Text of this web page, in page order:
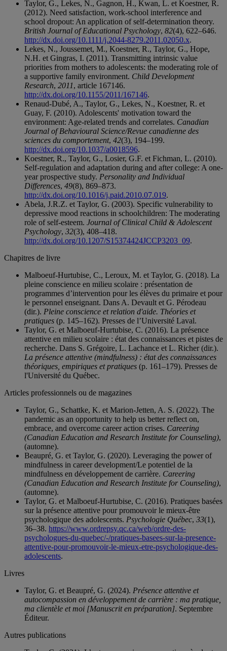
Taylor, G., Lekes, N., Gagnon, H., Kwan, L. et Koestner, R.
(2012). Need satisfaction, work-school interference and
school dropout: An application of self-determination theory.
British Journal of Educational Psychology, 82(4), 622–646.
http://dx.doi.org/10.1111/j.2044-8279.2011.02050.x.
Lekes, N., Joussemet, M., Koestner, R., Taylor, G., Hope,
N.H. et Gingras, I. (2011). Transmitting intrinsic value
priorities from mothers to adolescents: the moderating role of
a supportive family environment. Child Development
Research, 2011, article 167146.
http://dx.doi.org/10.1155/2011/167146.
Renaud-Dubé, A., Taylor, G., Lekes, N., Koestner, R. et
Guay, F. (2010). Adolescents' motivation toward the
environment: Age-related trends and correlates. Canadian
Journal of Behavioural Science/Revue canadienne des
sciences du comportement, 42(3), 194–199.
http://dx.doi.org/10.1037/a0018596.
Koestner, R., Taylor, G., Losier, G.F. et Fichman, L. (2010).
Self-regulation and adaptation during and after college: A one-
year prospective study. Personality and Individual
Differences, 49(8), 869–873.
http://dx.doi.org/10.1016/j.paid.2010.07.019.
Abela, J.R.Z. et Taylor, G. (2003). Specific vulnerability to
depressive mood reactions in schoolchildren: The moderating
role of self-esteem. Journal of Clinical Child & Adolescent
Psychology, 32(3), 408–418.
http://dx.doi.org/10.1207/S15374424JCCP3203_09.
Chapitres de livre
Malboeuf-Hurtubise, C., Leroux, M. et Taylor, G. (2018). La
pleine conscience en milieu scolaire : présentation de
programmes d’intervention pour les élèves du primaire et pour
le personnel enseignant. Dans A. Devault et G. Pérodeau
(dir.). Pleine conscience et relation d'aide. Théories et
pratiques (p. 145–162). Presses de l’Université Laval.
Taylor, G. et Malboeuf-Hurtubise, C. (2016). La présence
attentive en milieu scolaire : état des connaissances et pistes de
recherche. Dans S. Grégoire, L. Lachance et L. Richer (dir.).
La présence attentive (mindfulness) : état des connaissances
théoriques, empiriques et pratiques (p. 161–179). Presses de
l'Université du Québec.
Articles professionnels ou de magazines
Taylor, G., Schattke, K. et Marion-Jetten, A. S. (2022). The
pandemic as an opportunity to help us better reflect on,
embrace, and overcome career action crises. Careering
(Canadian Education and Research Institute for Counseling),
(automne).
Beaupré, G. et Taylor, G. (2020). Leveraging the power of
mindfulness in career development/Le potentiel de la
mindfulness en développement de carrière. Careering
(Canadian Education and Research Institute for Counseling),
(automne).
Taylor, G. et Malboeuf-Hurtubise, C. (2016). Pratiques basées
sur la présence attentive pour promouvoir le mieux-être
psychologique des adolescents. Psychologie Québec, 33(1),
36–38. https://www.ordrepsy.qc.ca/web/ordre-des-
psychologues-du-quebec/-/pratiques-basees-sur-la-presence-
attentive-pour-promouvoir-le-mieux-etre-psychologique-des-
adolescents.
Livres
Taylor, G. et Beaupré, G. (2024). Présence attentive et
autocompassion en développement de carrière : ma pratique,
ma clientèle et moi [Manuscrit en préparation]. Septembre
Éditeur.
Autres publications